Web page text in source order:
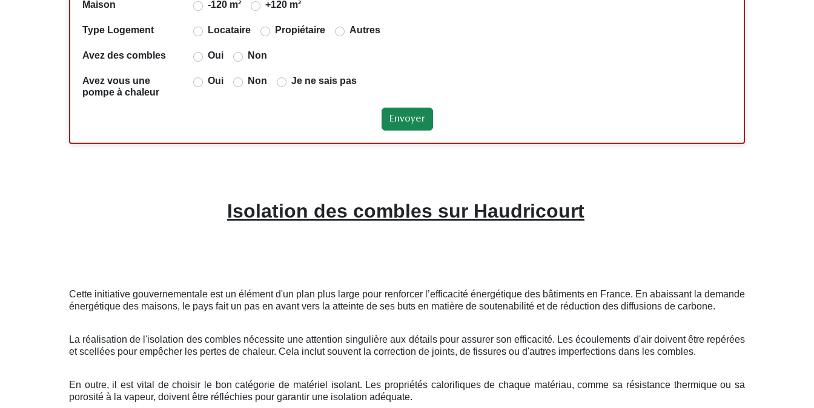
Maison -120 m² +120 m²
Type Logement Locataire Propiétaire Autres
Avez des combles Oui Non
Avez vous une
pompe à chaleur
Oui Non Je ne sais pas
Isolation des combles sur Haudricourt
Cette initiative gouvernementale est un élément d'un plan plus large pour renforcer l’efficacité énergétique des bâtiments en France. En abaissant la demande
énergétique des maisons, le pays fait un pas en avant vers la atteinte de ses buts en matière de soutenabilité et de réduction des diffusions de carbone.
La réalisation de l'isolation des combles nécessite une attention singulière aux détails pour assurer son efficacité. Les écoulements d'air doivent être repérées
et scellées pour empêcher les pertes de chaleur. Cela inclut souvent la correction de joints, de fissures ou d'autres imperfections dans les combles.
En outre, il est vital de choisir le bon catégorie de matériel isolant. Les propriétés calorifiques de chaque matériau, comme sa résistance thermique ou sa
porosité à la vapeur, doivent être réfléchies pour garantir une isolation adéquate.